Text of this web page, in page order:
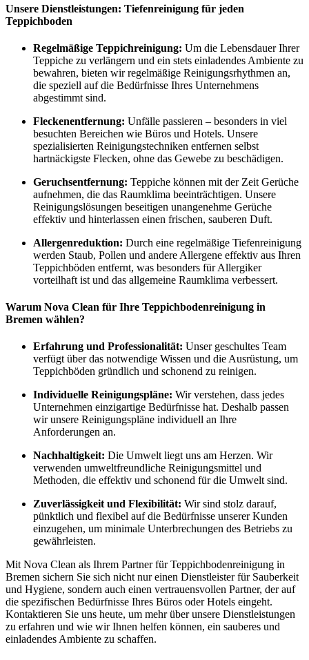
Unsere Dienstleistungen: Tiefenreinigung für jeden
Teppichboden
Regelmäßige Teppichreinigung: Um die Lebensdauer Ihrer
Teppiche zu verlängern und ein stets einladendes Ambiente zu
bewahren, bieten wir regelmäßige Reinigungsrhythmen an,
die speziell auf die Bedürfnisse Ihres Unternehmens
abgestimmt sind.
Fleckenentfernung: Unfälle passieren – besonders in viel
besuchten Bereichen wie Büros und Hotels. Unsere
spezialisierten Reinigungstechniken entfernen selbst
hartnäckigste Flecken, ohne das Gewebe zu beschädigen.
Geruchsentfernung: Teppiche können mit der Zeit Gerüche
aufnehmen, die das Raumklima beeinträchtigen. Unsere
Reinigungslösungen beseitigen unangenehme Gerüche
effektiv und hinterlassen einen frischen, sauberen Duft.
Allergenreduktion: Durch eine regelmäßige Tiefenreinigung
werden Staub, Pollen und andere Allergene effektiv aus Ihren
Teppichböden entfernt, was besonders für Allergiker
vorteilhaft ist und das allgemeine Raumklima verbessert.
Warum Nova Clean für Ihre Teppichbodenreinigung in
Bremen wählen?
Erfahrung und Professionalität: Unser geschultes Team
verfügt über das notwendige Wissen und die Ausrüstung, um
Teppichböden gründlich und schonend zu reinigen.
Individuelle Reinigungspläne: Wir verstehen, dass jedes
Unternehmen einzigartige Bedürfnisse hat. Deshalb passen
wir unsere Reinigungspläne individuell an Ihre
Anforderungen an.
Nachhaltigkeit: Die Umwelt liegt uns am Herzen. Wir
verwenden umweltfreundliche Reinigungsmittel und
Methoden, die effektiv und schonend für die Umwelt sind.
Zuverlässigkeit und Flexibilität: Wir sind stolz darauf,
pünktlich und flexibel auf die Bedürfnisse unserer Kunden
einzugehen, um minimale Unterbrechungen des Betriebs zu
gewährleisten.
Mit Nova Clean als Ihrem Partner für Teppichbodenreinigung in
Bremen sichern Sie sich nicht nur einen Dienstleister für Sauberkeit
und Hygiene, sondern auch einen vertrauensvollen Partner, der auf
die spezifischen Bedürfnisse Ihres Büros oder Hotels eingeht.
Kontaktieren Sie uns heute, um mehr über unsere Dienstleistungen
zu erfahren und wie wir Ihnen helfen können, ein sauberes und
einladendes Ambiente zu schaffen.